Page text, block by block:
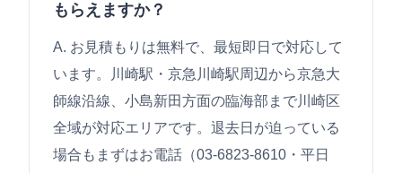
もらえますか？
A. お見積もりは無料で、最短即日で対応して
います。川崎駅・京急川崎駅周辺から京急大
師線沿線、小島新田方面の臨海部まで川崎区
全域が対応エリアです。退去日が迫っている
場合もまずはお電話（03-6823-8610・平日